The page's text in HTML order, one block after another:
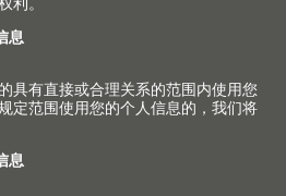
实用安装工具能够进一步优化
。即使是小批量加工，也能享